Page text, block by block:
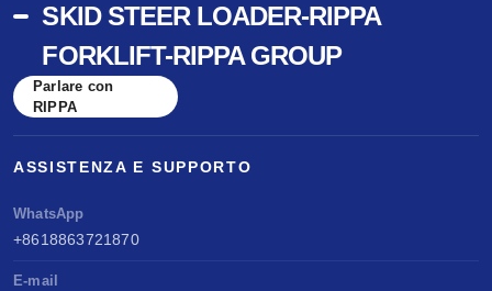
SKID STEER LOADER-RIPPA
FORKLIFT-RIPPA GROUP
Parlare con
RIPPA
ASSISTENZA E SUPPORTO
WhatsApp
+8618863721870
E-mail